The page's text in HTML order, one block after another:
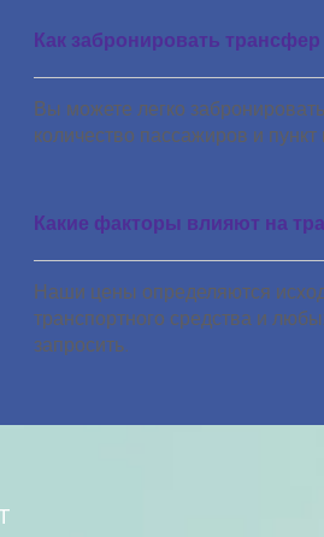
Как забронировать
Вы можете легко
количество пассажиров и пункт
Какие факторы влияют на
Наши цены определяются
транспортного средства и
запросить.